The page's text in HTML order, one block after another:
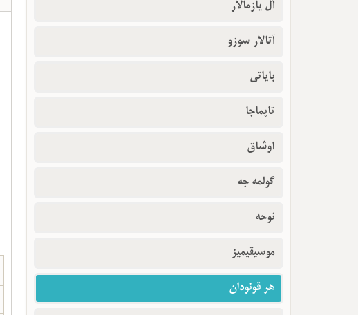
أل یازمالار
آتالار سوزو
بایاتی
تاپماجا
اوشاق
گولمه جه
نوحه
موسیقیمیز
هر قونودان